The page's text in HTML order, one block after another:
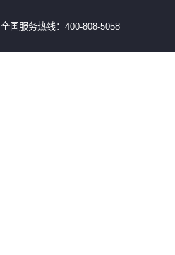
全国服务热线：400-808-5058